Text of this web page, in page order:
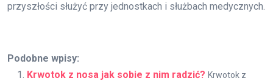
przyszłości służyć przy jednostkach i służbach medycznych.
Podobne wpisy:
Krwotok z nosa jak sobie z nim radzić? Krwotok z